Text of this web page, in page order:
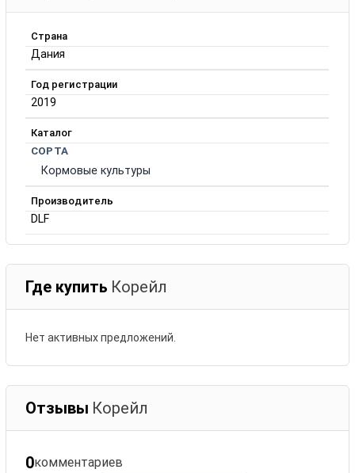
Страна
Дания
Год регистрации
2019
Каталог
СОРТА
Кормовые культуры
Производитель
DLF
Где купить Корейл
Нет активных предложений.
Отзывы Корейл
0комментариев